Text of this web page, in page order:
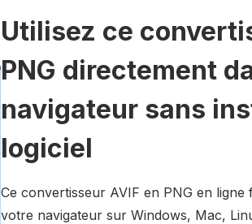
Utilisez ce
PNG directement
navigateur sans
logiciel
Ce convertisseur AVIF en PNG en
votre navigateur sur Windows, Mac,